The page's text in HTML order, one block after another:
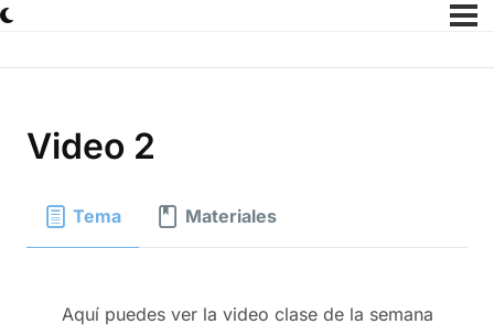
Video 2
Tema Materiales
Aquí puedes ver la video clase de la semana